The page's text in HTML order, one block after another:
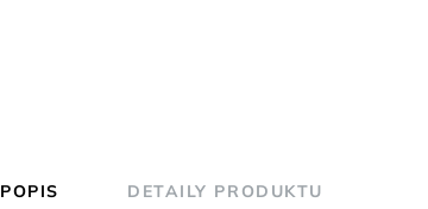
POPIS DETAILY PRODUKTU